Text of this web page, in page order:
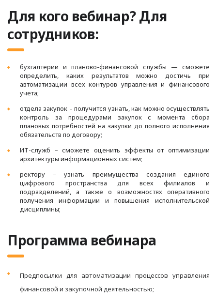
Для кого вебинар? Для
сотрудников:
бухгалтерии и планово-финансовой службы — сможете
определить, каких результатов можно достичь при
автоматизации всех контуров управления и финансового
учета;
отдела закупок – получится узнать, как можно осуществлять
контроль за процедурами закупок с момента сбора
плановых потребностей на закупки до полного исполнения
обязательств по договору;
ИТ-служб – сможете оценить эффекты от оптимизации
архитектуры информационных систем;
ректору – узнать преимущества создания единого
цифрового пространства для всех филиалов и
подразделений, а также о возможностях оперативного
получения информации и повышения исполнительской
дисциплины;
Программа вебинара
Предпосылки для автоматизации процессов управления
финансовой и закупочной деятельностью;